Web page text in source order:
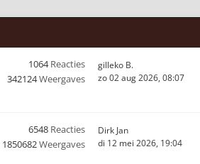
1064Reacties
342124Weergaves
gilleko B.
zo 02 aug 2026, 08:07
6548 Reacties
1850682Weergaves
Dirk Jan
di 12 mei 2026, 19:04